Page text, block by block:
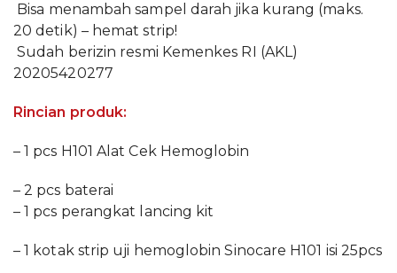
️ Bisa menambah sampel darah jika kurang (maks.
20 detik) – hemat strip!
️ Sudah berizin resmi Kemenkes RI (AKL)
20205420277
Rincian produk:
– 1 pcs H101 Alat Cek Hemoglobin
– 2 pcs baterai
– 1 pcs perangkat lancing kit
– 1 kotak strip uji hemoglobin Sinocare H101 isi 25pcs